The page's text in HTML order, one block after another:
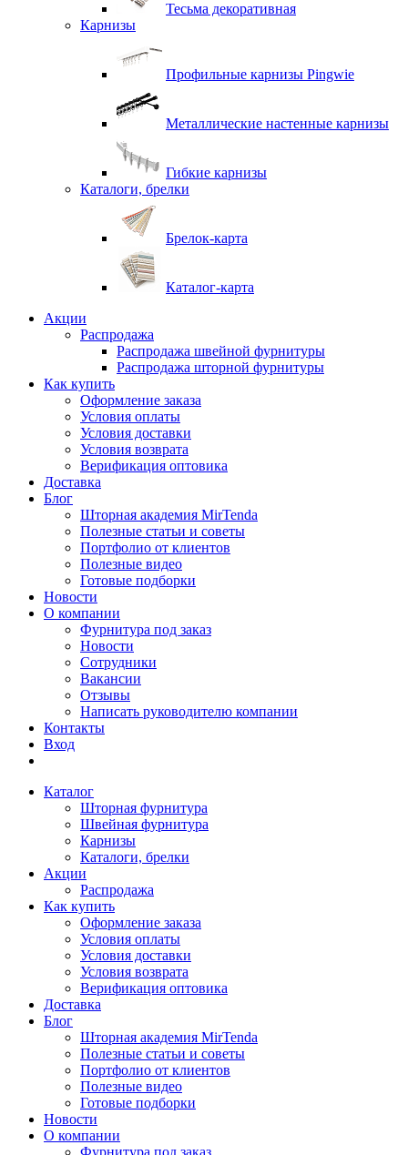
Тесьма декоративная
Карнизы
Профильные карнизы Pingwie
Металлические настенные карнизы
Гибкие карнизы
Каталоги, брелки
Брелок-карта
Каталог-карта
Акции
Распродажа
Распродажа швейной фурнитуры
Распродажа шторной фурнитуры
Как купить
Оформление заказа
Условия оплаты
Условия доставки
Условия возврата
Верификация оптовика
Доставка
Блог
Шторная академия MirTenda
Полезные статьи и советы
Портфолио от клиентов
Полезные видео
Готовые подборки
Новости
О компании
Фурнитура под заказ
Новости
Сотрудники
Вакансии
Отзывы
Написать руководителю компании
Контакты
Вход
Каталог
Шторная фурнитура
Швейная фурнитура
Карнизы
Каталоги, брелки
Акции
Распродажа
Как купить
Оформление заказа
Условия оплаты
Условия доставки
Условия возврата
Верификация оптовика
Доставка
Блог
Шторная академия MirTenda
Полезные статьи и советы
Портфолио от клиентов
Полезные видео
Готовые подборки
Новости
О компании
Фурнитура под заказ